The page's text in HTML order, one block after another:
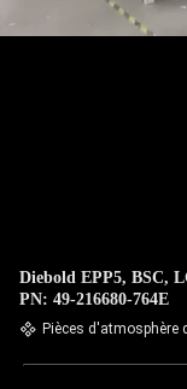
Diebold EPP5, BSC,
PN: 49-216680-764E
Pièces d'atmosphère